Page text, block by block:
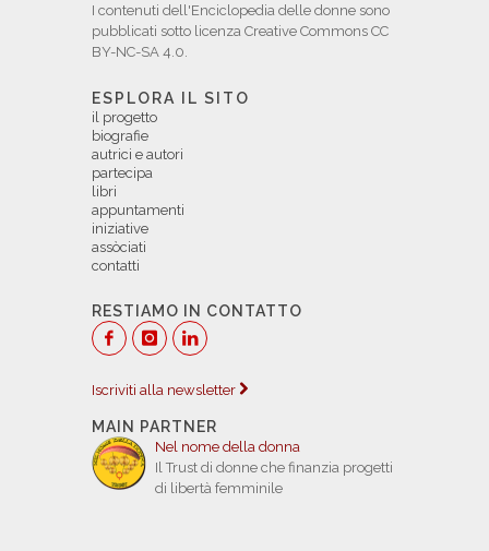
I contenuti dell'Enciclopedia delle donne sono
pubblicati sotto licenza Creative Commons CC
BY-NC-SA 4.0.
ESPLORA IL SITO
il progetto
biografie
autrici e autori
partecipa
libri
appuntamenti
iniziative
assòciati
contatti
RESTIAMO IN CONTATTO
Iscriviti alla newsletter
MAIN PARTNER
Nel nome della donna
Il Trust di donne che finanzia progetti
di libertà femminile